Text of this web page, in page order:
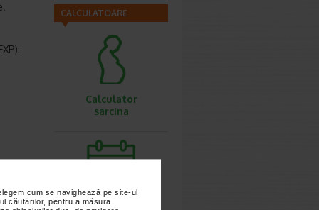
cum se navighează pe site-ul
căutărilor, pentru a măsura
CALCULATOARE
Calculator
sarcina
Calculator